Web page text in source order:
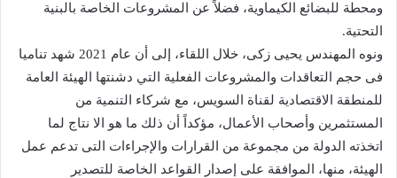
ومحطة للبضائع الكيماوية، فضلاً عن المشروعات الخاصة بالبنية
التحتية.
ونوه المهندس يحيى زكى، خلال اللقاء، إلى أن عام 2021 شهد تناميا
فى حجم التعاقدات والمشروعات الفعلية التي دشنتها الهيئة العامة
للمنطقة الاقتصادية لقناة السويس، مع شركاء التنمية من
المستثمرين وأصحاب الأعمال، مؤكداً أن ذلك ما هو الا نتاج لما
اتخذته الدولة من مجموعة من القرارات والإجراءات التى تدعم عمل
الهيئة، منها، الموافقة على إصدار القواعد الخاصة للتصدير